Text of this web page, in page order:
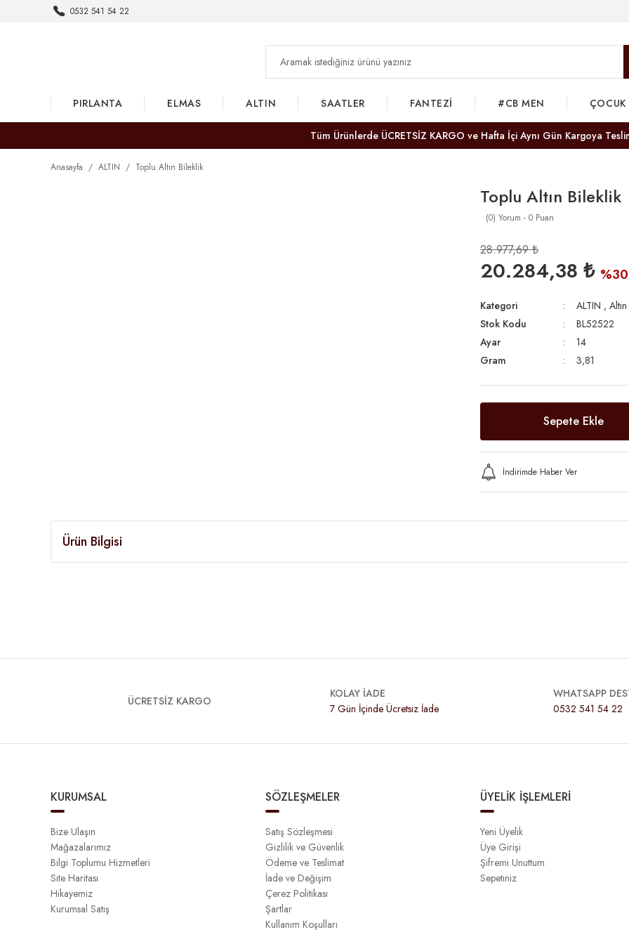
0532 541 54 22
PIRLANTA ELMAS ALTIN SAATLER FANTEZİ #CB MEN ÇOCUK
Tüm Ürünlerde ÜCRETSİZ KARGO ve Hafta İçi Aynı Gün Kargoya
Anasayfa ALTIN Toplu Altın Bileklik
Toplu Altın Bileklik
(0) Yorum - 0 Puan
28.977,69 ₺
20.284,38 ₺ %30
Kategori ALTIN ,
Stok Kodu
BL52522
Ayar
14
Gram
3,81
Sepete Ekle
İndirimde Haber Ver
Ürün Bilgisi
ÜCRETSİZ KARGO
KOLAY İADE
7 Gün İçinde Ücretsiz İade
WHATSAPP
0532 541 54 22
KURUMSAL
Bize Ulaşın
Mağazalarımız
Bilgi Toplumu Hizmetleri
Site Haritası
Hikayemiz
Kurumsal Satış
SÖZLEŞMELER
Satış Sözleşmesi
Gizlilik ve Güvenlik
Ödeme ve Teslimat
İade ve Değişim
Çerez Politikası
Şartlar
Kullanım Koşulları
ÜYELİK İŞLEMLERİ
Yeni Üyelik
Üye Girişi
Şifremi Unuttum
Sepetiniz